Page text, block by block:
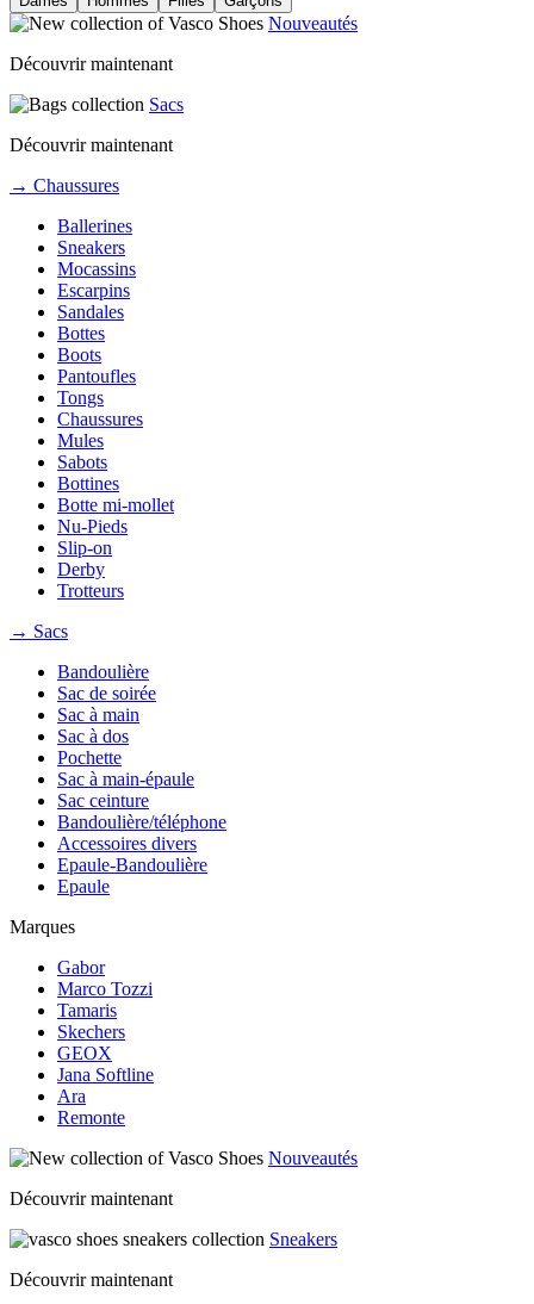
Nouveautés
Découvrir maintenant
Sacs
Découvrir maintenant
→ Chaussures
Ballerines
Sneakers
Mocassins
Escarpins
Sandales
Bottes
Boots
Pantoufles
Tongs
Chaussures
Mules
Sabots
Bottines
Botte mi-mollet
Nu-Pieds
Slip-on
Derby
Trotteurs
→ Sacs
Bandoulière
Sac de soirée
Sac à main
Sac à dos
Pochette
Sac à main-épaule
Sac ceinture
Bandoulière/téléphone
Accessoires divers
Epaule-Bandoulière
Epaule
Marques
Gabor
Marco Tozzi
Tamaris
Skechers
GEOX
Jana Softline
Ara
Remonte
Nouveautés
Découvrir maintenant
Sneakers
Découvrir maintenant